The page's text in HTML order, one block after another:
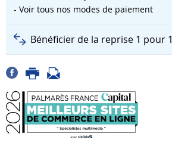
- Voir tous nos modes de paiement
Bénéficier de la reprise 1 pour 1